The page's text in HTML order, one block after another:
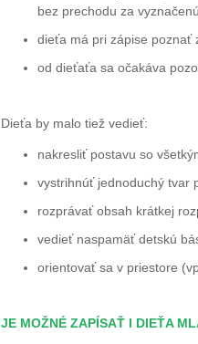
bez prechodu za
dieťa má pri zápise poznať
od dieťaťa sa očakáva
Dieťa by malo tiež vedieť:
nakresliť postavu so
vystrihnúť jednoduchý tvar
rozprávať obsah krátkej
vedieť naspamäť detskú
orientovať sa v priestore
JE MOŽNÉ ZAPÍSAŤ I DIEŤA